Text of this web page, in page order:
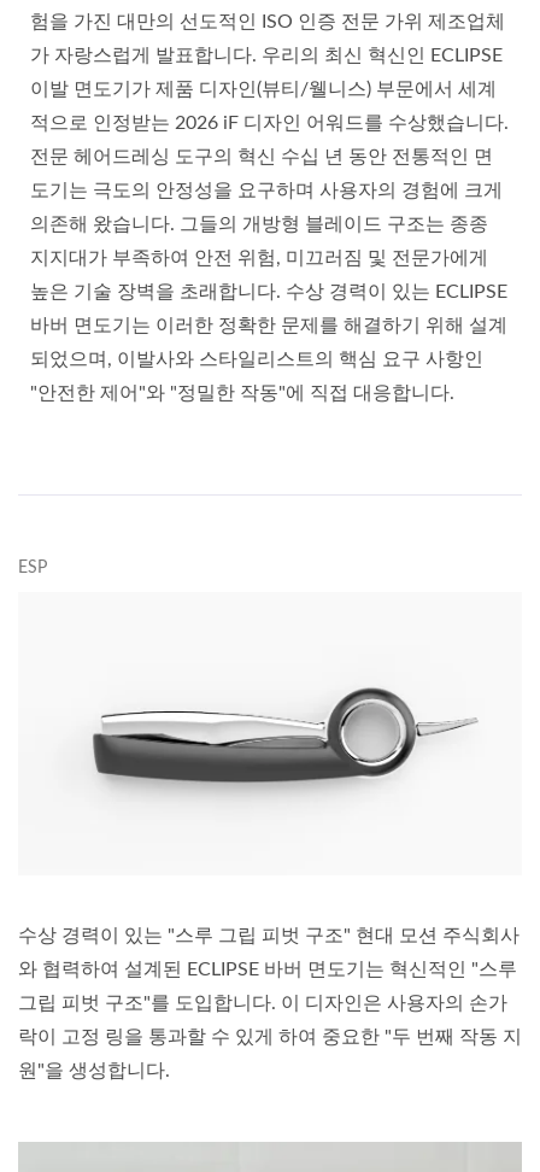
험을 가진 대만의 선도적인 ISO 인증 전문 가위 제조업체
가 자랑스럽게 발표합니다. 우리의 최신 혁신인 ECLIPSE
이발 면도기가 제품 디자인(뷰티/웰니스) 부문에서 세계
적으로 인정받는 2026 iF 디자인 어워드를 수상했습니다.
전문 헤어드레싱 도구의 혁신 수십 년 동안 전통적인 면
도기는 극도의 안정성을 요구하며 사용자의 경험에 크게
의존해 왔습니다. 그들의 개방형 블레이드 구조는 종종
지지대가 부족하여 안전 위험, 미끄러짐 및 전문가에게
높은 기술 장벽을 초래합니다. 수상 경력이 있는 ECLIPSE
바버 면도기는 이러한 정확한 문제를 해결하기 위해 설계
되었으며, 이발사와 스타일리스트의 핵심 요구 사항인
"안전한 제어"와 "정밀한 작동"에 직접 대응합니다.
ESP
수상 경력이 있는 "스루 그립 피벗 구조" 현대 모션 주식회사
와 협력하여 설계된 ECLIPSE 바버 면도기는 혁신적인 "스루
그립 피벗 구조"를 도입합니다. 이 디자인은 사용자의 손가
락이 고정 링을 통과할 수 있게 하여 중요한 "두 번째 작동 지
원"을 생성합니다.